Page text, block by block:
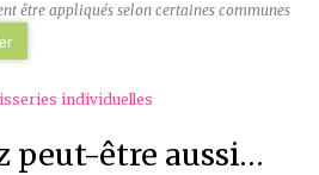
être appliqués selon certaines communes
individuelles
peut-être aussi…